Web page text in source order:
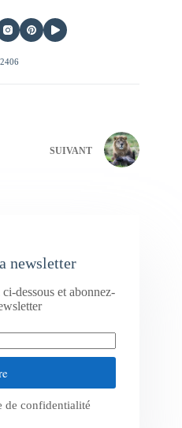
SUIVANT
newsletter
dessous et abonnez-
de confidentialité